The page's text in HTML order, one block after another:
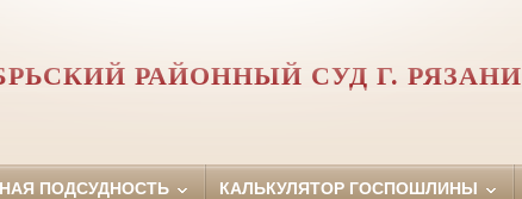
РАЙОННЫЙ СУД Г. РЯЗАНИ
ПОДСУДНОСТЬ КАЛЬКУЛЯТОР ГОСПОШЛИНЫ